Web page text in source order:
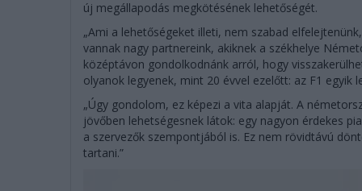
új megállapodás megkötésének lehetőségét.
„Ami a lehetőségeket illeti, nem szabad
vannak nagy partnereink, akiknek a székhelye
középtávon gondolkodnánk arról, hogy
olyanok legyenek, mint 20 évvel ezelőtt: az F1
„Úgy gondolom, ez képezi a vita alapját. A
jövőben lehetségesnek látok: egy nagyon érdekes
a szervezők szempontjából is. Ez nem rövidtávú
tartani.”